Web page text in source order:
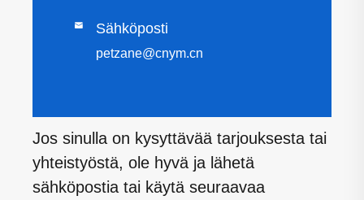
 Sähköposti
petzane@cnym.cn
Jos sinulla on kysyttävää tarjouksesta tai
yhteistyöstä, ole hyvä ja lähetä
sähköpostia tai käytä seuraavaa